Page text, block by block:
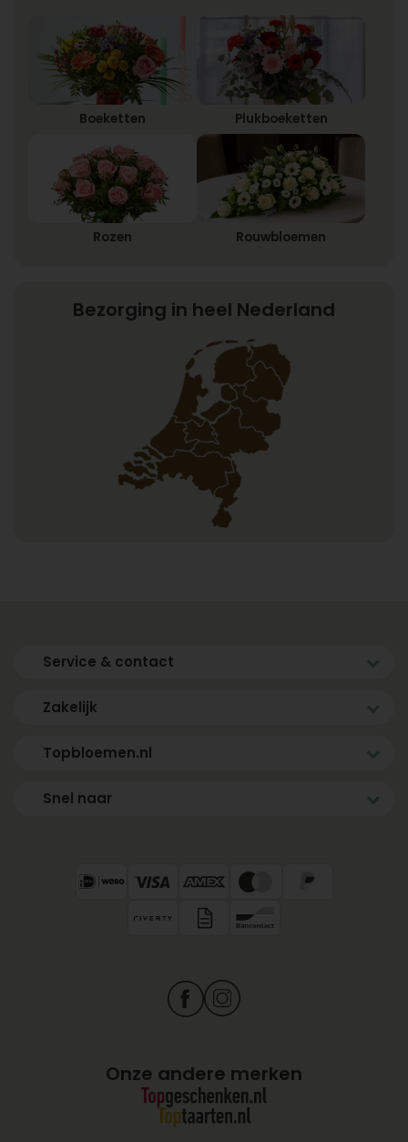
Boeketten Plukboeketten
Rozen Rouwbloemen
Bezorging in heel Nederland
Service & contact
Zakelijk
Topbloemen.nl
Snel naar
Onze andere merken